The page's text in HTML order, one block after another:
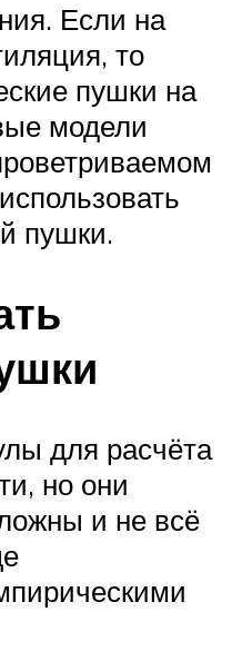
Если на
то
пушки на
модели
пушки.
для расчёта
но они
и не всё